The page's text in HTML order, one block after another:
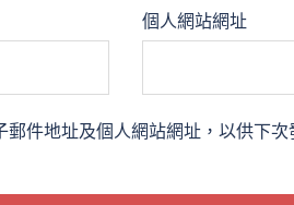
個人網站網址
郵件地址及個人網站網址，以供下次